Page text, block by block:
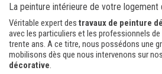
La peinture intérieure de votre logement
Véritable expert des travaux de peinture
avec les particuliers et les professionnels de
trente ans. A ce titre, nous possédons une
mobilisons dès que nous intervenons sur
décorative.